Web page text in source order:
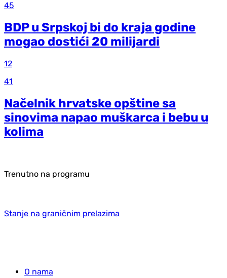
45
BDP u Srpskoj bi do kraja godine
mogao dostići 20 milijardi
12
41
Načelnik hrvatske opštine sa
sinovima napao muškarca i bebu u
kolima
Trenutno na programu
Stanje na graničnim prelazima
O nama